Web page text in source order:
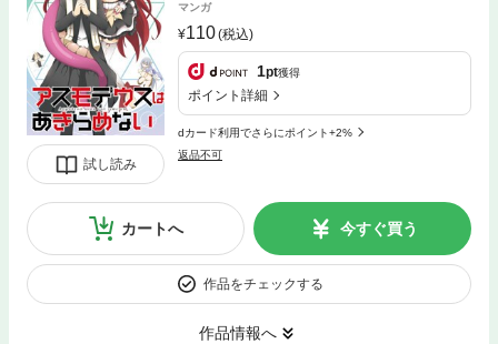
試し読み
マンガ
110(税込)
1pt獲得
ポイント詳細
dカード利用でさらにポイント+2%
返品不可
カートへ 今すぐ買う
作品をチェックする
作品情報へ